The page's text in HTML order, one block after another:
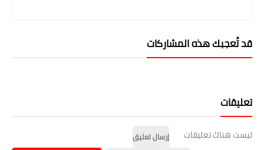
قد تُعجبك هذه المشاركات
تعليقات
ليست هناك تعليقات
إرسال تعليق